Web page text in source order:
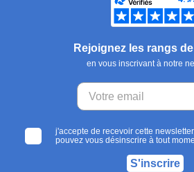
Rejoignez les rangs
en vous inscrivant à notre
j'accepte de recevoir cette
pouvez vous désinscrire à tout
S'inscrire